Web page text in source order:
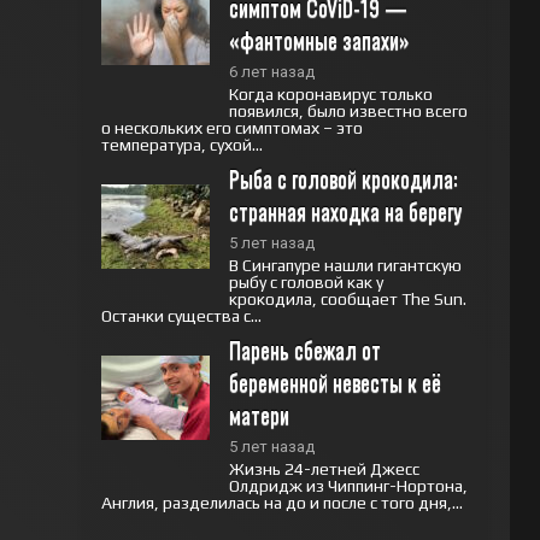
симптом CoViD-19 —
«фантомные запахи»
6 лет назад
Когда коронавирус только
появился, было известно всего
о нескольких его симптомах – это
температура, сухой...
Рыба с головой крокодила:
странная находка на берегу
5 лет назад
В Сингапуре нашли гигантскую
рыбу с головой как у
крокодила, сообщает The Sun.
Останки существа с...
Парень сбежал от
беременной невесты к её
матери
5 лет назад
Жизнь 24-летней Джесс
Олдридж из Чиппинг-Нортона,
Англия, разделилась на до и после с того дня,...